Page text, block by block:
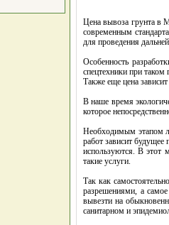
Цена вывоза грунта в
современным
для проведения
Особенность
спецтехники при таком
Также еще цена
В наше время
которое
Необходимым этапом
работ зависит будущее
используются. В этот
такие услуги.
Так как
разрешениями, а
вывезти на
санитарном и